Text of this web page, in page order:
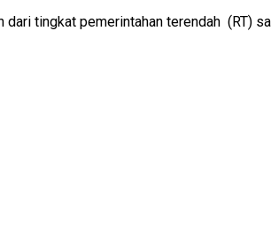
tingkat pemerintahan terendah (RT)